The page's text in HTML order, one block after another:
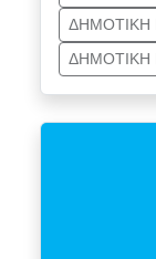
ΔΗΜΟΤΙΚΗ
ΔΗΜΟΤΙΚΗ